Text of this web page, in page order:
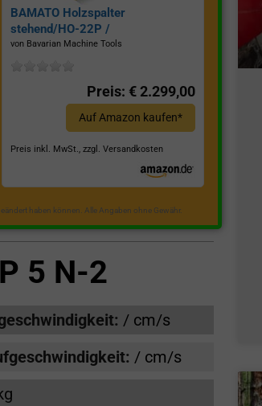
BAMATO Holzspalter
stehend/HO-22P /
Zapfwellenantrieb, Inkl.
von Bavarian Machine Tools
Preis: € 2.299,00
Auf Amazon kaufen*
Preis inkl. MwSt., zzgl. Versandkosten
haben können. Alle Angaben ohne Gewähr.
5 N-2
/ cm/s
/ cm/s